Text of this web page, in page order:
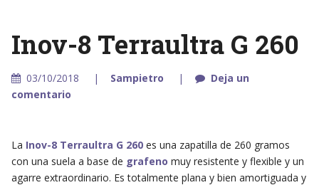
Inov-8 Terraultra G 260
03/10/2018 Sampietro
Deja un
comentario
La Inov-8 Terraultra G 260es una zapatilla de 260 gramos
con una suela a base de grafeno muy resistente y flexible y un
agarre extraordinario. Es totalmente plana y bien amortiguada y